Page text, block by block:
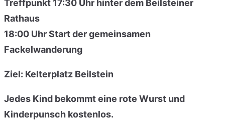
Treffpunkt 17:30 Uhr hinter dem Beilsteiner
Rathaus
18:00 Uhr Start der gemeinsamen
Fackelwanderung
Ziel: Kelterplatz Beilstein
Jedes Kind bekommt eine rote Wurst und
Kinderpunsch kostenlos.